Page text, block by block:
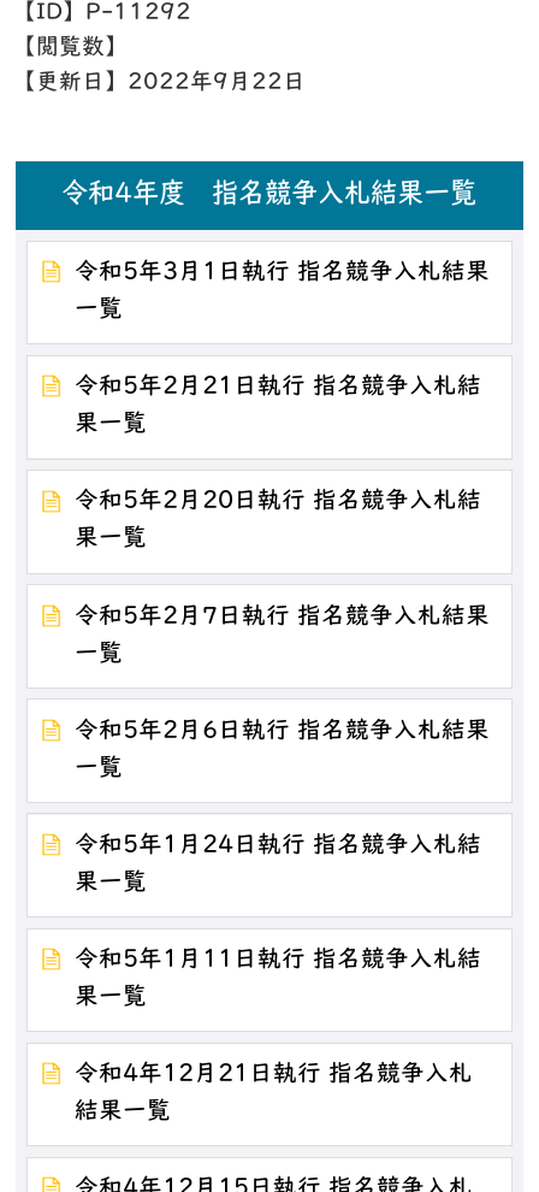
【ID】 P-11292
【閲覧数】
【更新日】 2022年9月22日
令和4年度 指名競争入札結果一覧
令和5年3月1日執行 指名競争入札結果
一覧
令和5年2月21日執行 指名競争入札結
果一覧
令和5年2月20日執行 指名競争入札結
果一覧
令和5年2月7日執行 指名競争入札結果
一覧
令和5年2月6日執行 指名競争入札結果
一覧
令和5年1月24日執行 指名競争入札結
果一覧
令和5年1月11日執行 指名競争入札結
果一覧
令和4年12月21日執行 指名競争入札
結果一覧